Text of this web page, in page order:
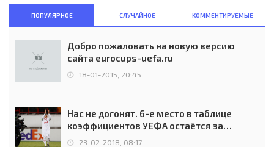
ПОПУЛЯРНОЕ СЛУЧАЙНОЕ КОММЕНТИРУЕМЫЕ
Добро пожаловать на новую версию
сайта eurocups-uefa.ru
18-01-2015, 20:45
Нас не догонят. 6-е место в таблице
коэффициентов УЕФА остаётся за
Россией
23-02-2018, 08:17